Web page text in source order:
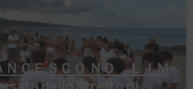
ＮＣＥＳＣＯ ＮＯ ＬＩＭ